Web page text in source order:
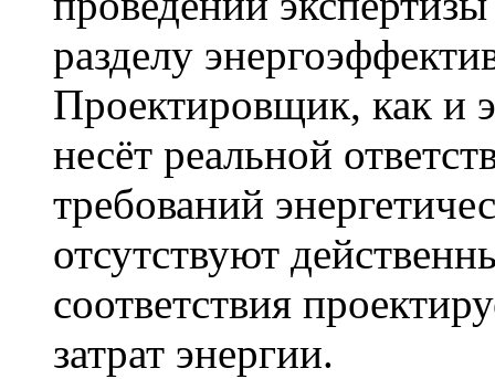
разделу
Проектировщик, как и
несёт реальной
требований
отсутствуют
соответствия
затрат энергии.